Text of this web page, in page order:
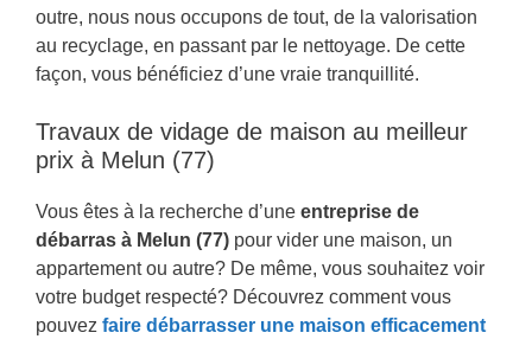
outre, nous nous occupons de tout, de la valorisation
au recyclage, en passant par le nettoyage. De cette
façon, vous bénéficiez d’une vraie tranquillité.
Travaux de vidage de maison au meilleur
prix à Melun (77)
Vous êtes à la recherche d’une entreprise de
débarras à Melun (77) pour vider une maison, un
appartement ou autre? De même, vous souhaitez voir
votre budget respecté? Découvrez comment vous
pouvez faire débarrasser une maison efficacement